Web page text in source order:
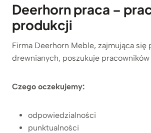
Deerhorn praca –
produkcji
Firma Deerhorn Meble, zajmująca się
drewnianych, poszukuje
Czego oczekujemy:
odpowiedzialności
punktualności